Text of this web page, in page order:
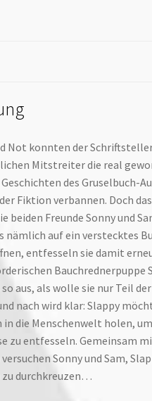
Not konnten der
Mitstreiter die real
des Gruselbuch-
Fiktion verbannen. Doch
beiden Freunde Sonny und
nämlich auf ein verstecktes
entfesseln sie damit
Bauchrednerpuppe
aus, als wolle sie nur Teil
nach wird klar: Slappy
die Menschenwelt holen,
zu entfesseln. Gemeinsam
Sonny und Sam,
durchkreuzen…